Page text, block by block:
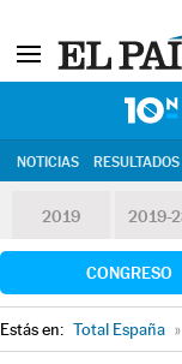
NOTICIAS
2019 2019-
CONGRESO
Estás en: Total España »